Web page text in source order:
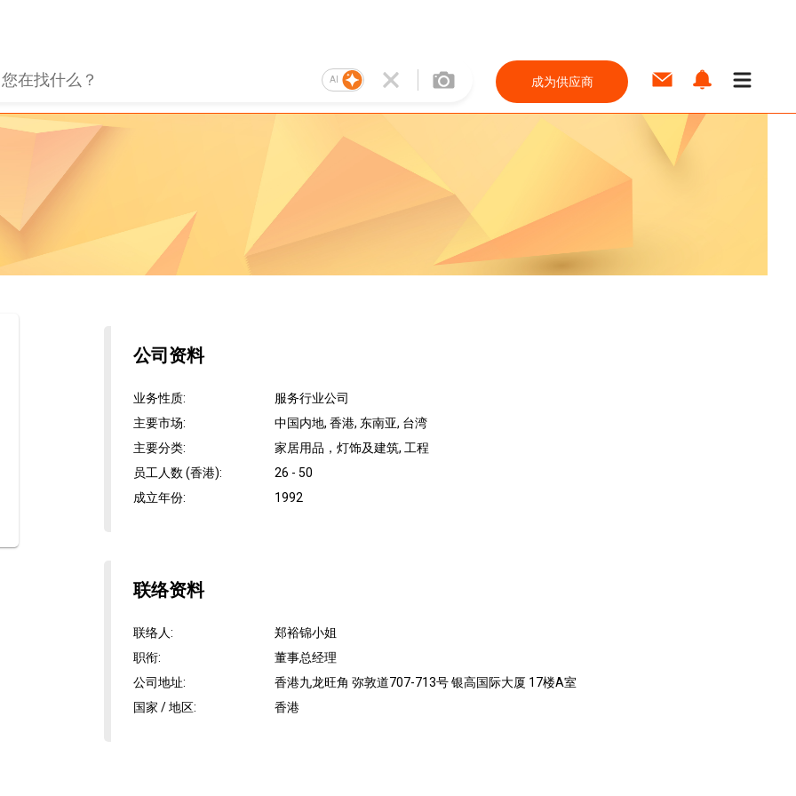
AI 成为供应商
公司资料
业务性质:
服务行业公司
主要市场:
中国内地, 香港, 东南亚, 台湾
主要分类:
家居用品，灯饰及建筑, 工程
员工人数 (香港):
26 - 50
成立年份: 1992
联络资料
联络人:
郑裕锦小姐
职衔:
董事总经理
公司地址:
香港九龙旺角 弥敦道707-713号 银高国际大厦 17楼A室
国家 / 地区: 香港